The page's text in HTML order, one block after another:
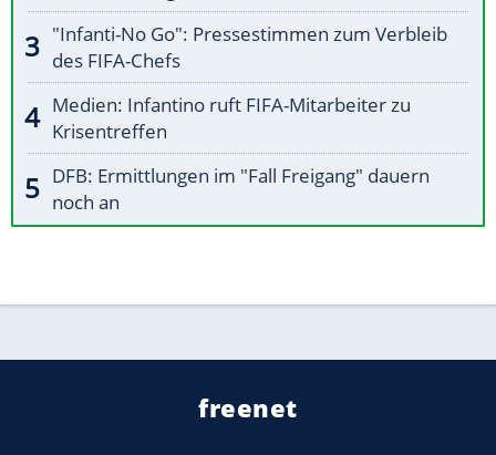
"Infanti-No Go": Pressestimmen zum Verbleib
des FIFA-Chefs
Medien: Infantino ruft FIFA-Mitarbeiter zu
Krisentreffen
DFB: Ermittlungen im "Fall Freigang" dauern
noch an
freenet